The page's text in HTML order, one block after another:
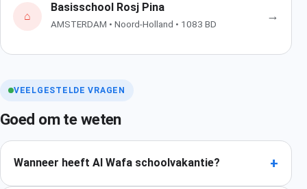
⌂
Basisschool Rosj Pina
AMSTERDAM • Noord-Holland • 1083 BD
→
VEELGESTELDE VRAGEN
Goed om te weten
Wanneer heeft Al Wafa schoolvakantie? +